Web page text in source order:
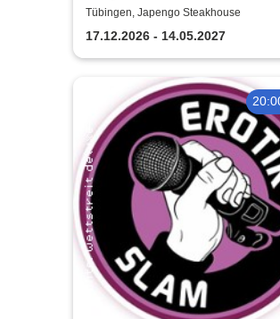
Exklusive
Erlebnisgastronomie |
Jahren & über 500 Magic
Dinner Shows
Tübingen, Japengo Steakhouse
17.12.2026 - 14.05.2027